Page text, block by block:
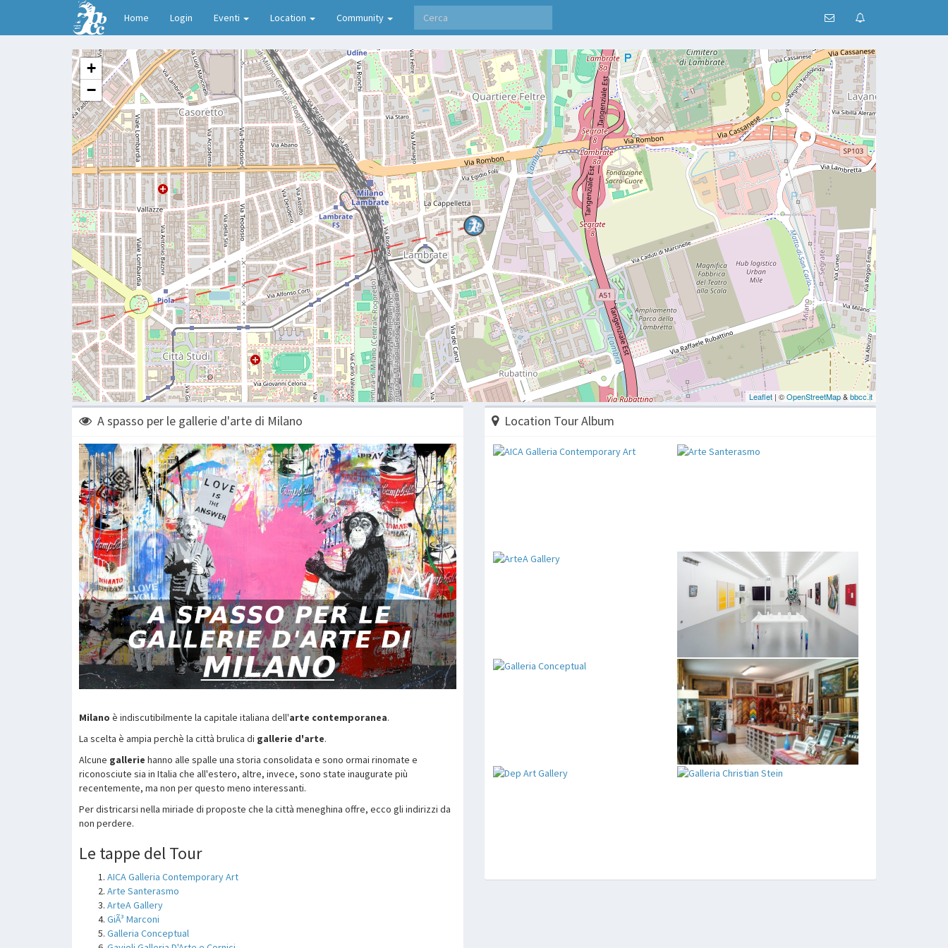
Home Login Eventi Location Community
A spasso per le gallerie d'arte di Milano
Milano è indiscutibilmente la capitale italiana dell'arte contemporanea.
La scelta è ampia perchè la città brulica di gallerie d'arte.
Alcune gallerie hanno alle spalle una storia consolidata e sono ormai rinomate e
riconosciute sia in Italia che all'estero, altre, invece, sono state inaugurate più
recentemente, ma non per questo meno interessanti.
Per districarsi nella miriade di proposte che la città meneghina offre, ecco gli indirizzi da
non perdere.
Le tappe del Tour
AICA Galleria Contemporary Art
Arte Santerasmo
ArteA Gallery
GiÃ³ Marconi
Galleria Conceptual
Location Tour Album